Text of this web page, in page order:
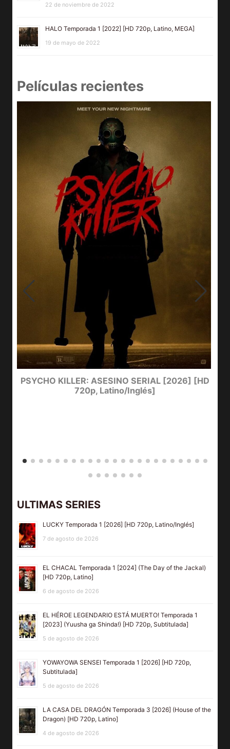
22 de noviembre de 2022
HALO Temporada 1 [2022] [HD 720p, Latino, MEGA]
19 de mayo de 2022
Películas recientes
PSYCHO KILLER: ASESINO SERIAL [2026] [HD
720p, Latino/Inglés]
ULTIMAS SERIES
LUCKY Temporada 1 [2026] [HD 720p, Latino/Inglés]
7 de agosto de 2026
EL CHACAL Temporada 1 [2024] (The Day of the Jackal)
[HD 720p, Latino]
6 de agosto de 2026
EL HÉROE LEGENDARIO ESTÁ MUERTO! Temporada 1
[2023] (Yuusha ga Shinda!) [HD 720p, Subtitulada]
5 de agosto de 2026
YOWAYOWA SENSEI Temporada 1 [2026] [HD 720p,
Subtitulada]
5 de agosto de 2026
LA CASA DEL DRAGÓN Temporada 3 [2026] (House of the
Dragon) [HD 720p, Latino]
4 de agosto de 2026